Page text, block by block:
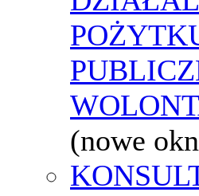
(nowe